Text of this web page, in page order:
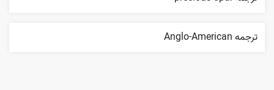
ترجمه Anglo-American